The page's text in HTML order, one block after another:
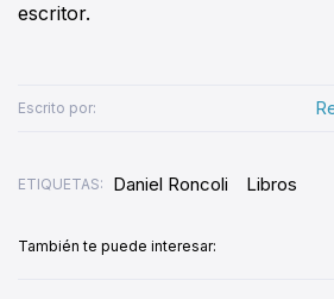
escritor.
Escrito por:
ETIQUETAS: Daniel Roncoli Libros
También te puede interesar: